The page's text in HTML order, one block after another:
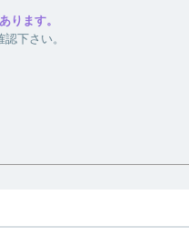
ります。
下さい。